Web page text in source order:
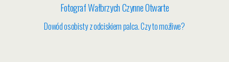
Fotograf Wałbrzych Czynne Otwarte
Dowód osobisty z odciskiem palca. Czy to możliwe?